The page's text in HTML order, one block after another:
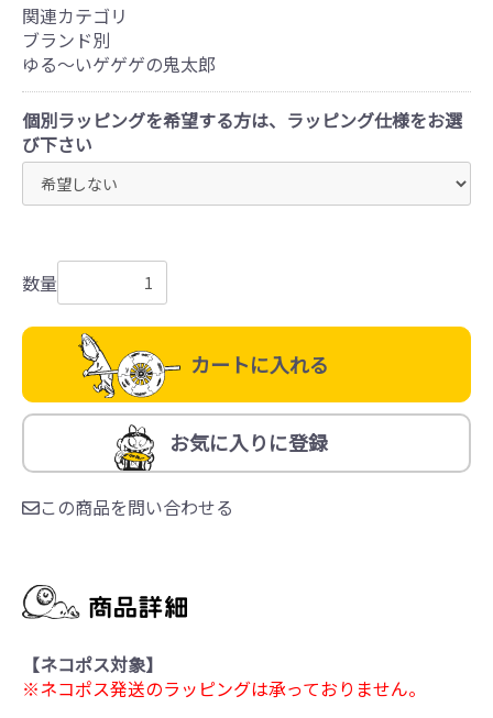
関連カテゴリ
ブランド別
ゆる～いゲゲゲの鬼太郎
個別ラッピングを希望する方は、ラッピング仕様をお選
び下さい
数量
カートに入れる
お気に入りに登録
この商品を問い合わせる
【ネコポス対象】
※ネコポス発送のラッピングは承っておりません。